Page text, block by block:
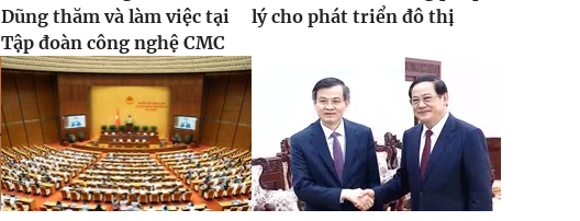
Dũng thăm và làm việc tại
Tập đoàn công nghệ CMC
lý cho phát triển đô thị